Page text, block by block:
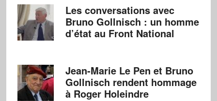
Les conversations avec
Bruno Gollnisch : un homme
d’état au Front National
Jean-Marie Le Pen et Bruno
Gollnisch rendent hommage
à Roger Holeindre